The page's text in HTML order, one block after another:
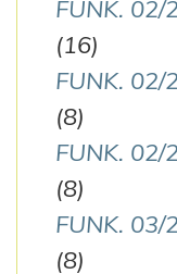
FUNK. 02/
(16)
FUNK. 02/
(8)
FUNK. 02/
(8)
FUNK. 03/
(8)